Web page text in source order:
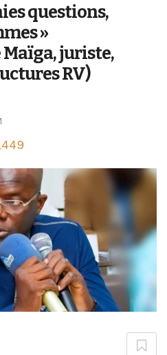
questions,
»
juriste,
RV)